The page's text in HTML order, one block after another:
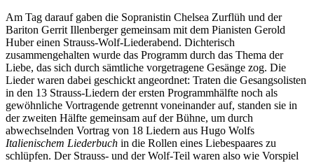
Am Tag darauf gaben die Sopranistin Chelsea Zurflüh und der
Bariton Gerrit Illenberger gemeinsam mit dem Pianisten Gerold
Huber einen Strauss-Wolf-Liederabend. Dichterisch
zusammengehalten wurde das Programm durch das Thema der
Liebe, das sich durch sämtliche vorgetragene Gesänge zog. Die
Lieder waren dabei geschickt angeordnet: Traten die Gesangsolisten
in den 13 Strauss-Liedern der ersten Programmhälfte noch als
gewöhnliche Vortragende getrennt voneinander auf, standen sie in
der zweiten Hälfte gemeinsam auf der Bühne, um durch
abwechselnden Vortrag von 18 Liedern aus Hugo Wolfs
Italienischem Liederbuch in die Rollen eines Liebespaares zu
schlüpfen. Der Strauss- und der Wolf-Teil waren also wie Vorspiel